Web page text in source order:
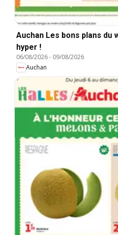
Auchan Les bons plans du
hyper !
06/08/2026- 09/08/2026
Auchan